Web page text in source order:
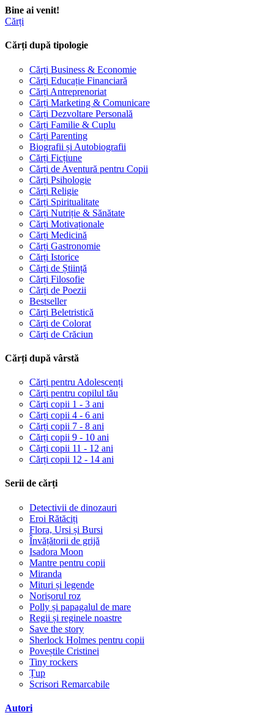
Bine ai venit!
Cărți
Cărți după tipologie
Cărți Business & Economie
Cărți Educație Financiară
Cărți Antreprenoriat
Cărți Marketing & Comunicare
Cărți Dezvoltare Personală
Cărți Familie & Cuplu
Cărți Parenting
Biografii și Autobiografii
Cărți Ficțiune
Cărți de Aventură pentru Copii
Cărți Psihologie
Cărți Religie
Cărți Spiritualitate
Cărți Nutriție & Sănătate
Cărți Motivaționale
Cărți Medicină
Cărți Gastronomie
Cărți Istorice
Cărți de Știință
Cărți Filosofie
Cărți de Poezii
Bestseller
Cărți Beletristică
Cărți de Colorat
Cărți de Crăciun
Cărți după vârstă
Cărți pentru Adolescenți
Cărți pentru copilul tău
Cărți copii 1 - 3 ani
Cărți copii 4 - 6 ani
Cărți copii 7 - 8 ani
Cărți copii 9 - 10 ani
Cărți copii 11 - 12 ani
Cărți copii 12 - 14 ani
Serii de cărți
Detectivii de dinozauri
Eroi Rătăciți
Flora, Ursi și Bursi
Învățătorii de grijă
Isadora Moon
Mantre pentru copii
Miranda
Mituri și legende
Norișorul roz
Polly și papagalul de mare
Regii și reginele noastre
Save the story
Sherlock Holmes pentru copii
Poveștile Cristinei
Tiny rockers
Țup
Scrisori Remarcabile
Autori